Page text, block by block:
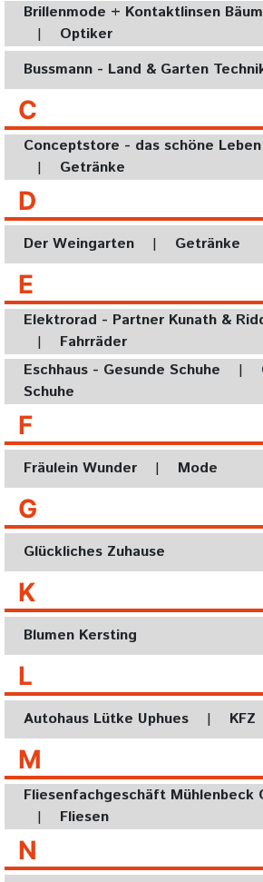
Brillenmode + Kontaktlinsen
|
Optiker
Bussmann - Land & Garten
C
Conceptstore - das schöne Leben
|
Getränke
D
Der Weingarten | Getränke
E
Elektrorad - Partner Kunath &
|
Fahrräder
Eschhaus - Gesunde Schuhe
|
Schuhe
F
Fräulein Wunder | Mode
G
Glückliches Zuhause
K
Blumen Kersting
L
Autohaus Lütke Uphues | KFZ
M
Fliesenfachgeschäft Mühlenbeck
|
Fliesen
N